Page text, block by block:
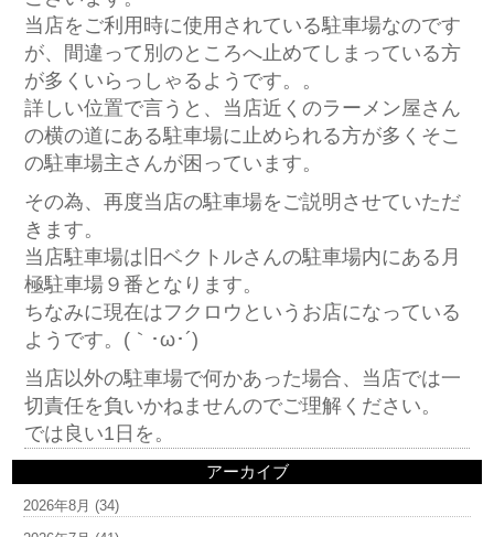
当店をご利用時に使用されている駐車場なのです
が、間違って別のところへ止めてしまっている方
が多くいらっしゃるようです。。
詳しい位置で言うと、当店近くのラーメン屋さん
の横の道にある駐車場に止められる方が多くそこ
の駐車場主さんが困っています。
その為、再度当店の駐車場をご説明させていただ
きます。
当店駐車場は旧ベクトルさんの駐車場内にある月
極駐車場９番となります。
ちなみに現在はフクロウというお店になっている
ようです。(｀･ω･´)ゞ
当店以外の駐車場で何かあった場合、当店では一
切責任を負いかねませんのでご理解ください。
では良い1日を。
アーカイブ
2026年8月 (34)